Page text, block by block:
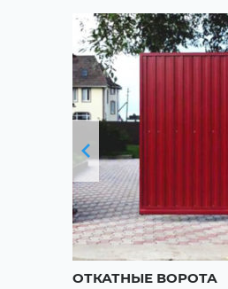
ОТКАТНЫЕ ВОРОТА